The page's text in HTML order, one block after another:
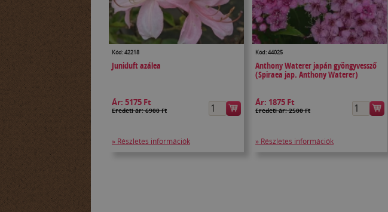
Kód: 42218
Juniduft azálea
Ár: 5175 Ft
Eredeti ár: 6900 Ft
» Részletes információk
Kód: 44025
Anthony Waterer japán gyöngyvessző
(Spiraea jap. Anthony Waterer)
Ár: 1875 Ft
Eredeti ár: 2500 Ft
» Részletes információk